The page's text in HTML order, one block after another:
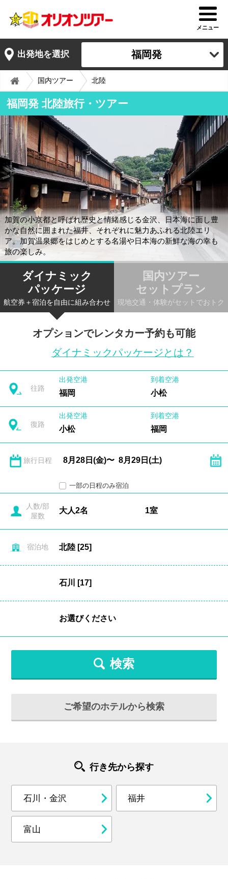
メニュー
出発地を選択 福岡発
国内ツアー 北陸
福岡発 北陸旅行・ツアー
加賀の小京都と呼ばれ歴史と情緒感じる金沢、日本海に面し豊
かな自然に囲まれた福井、それぞれに魅力あふれる北陸エリ
ア。加賀温泉郷をはじめとする名湯や日本海の新鮮な海の幸も
旅の楽しみ。
ダイナミック
パッケージ
航空券＋宿泊を自由に組み合わせ
国内ツアー
セットプラン
現地交通・体験がセットでおトク
オプションでレンタカー予約も可能
ダイナミックパッケージとは？
往路
出発空港
福岡
到着空港
小松
復路
出発空港
小松
到着空港
福岡
旅行日程
一部の日程のみ宿泊
人数/部
屋数
宿泊地
検索
ご希望のホテルから検索
行き先から探す
石川・金沢 福井
富山